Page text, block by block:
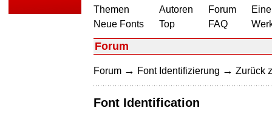
Themen
Neue Fonts
Autoren
Top
Forum
FAQ
Forum
Forum → Font Identifizierung → Zurück
Font Identification